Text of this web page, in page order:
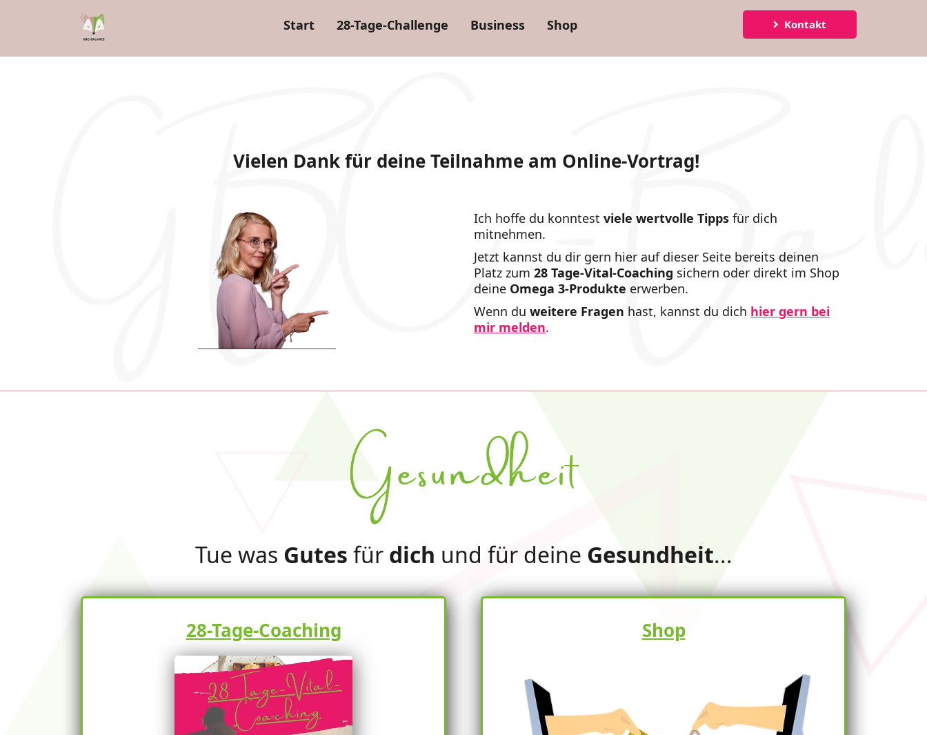
Start 28-Tage-Challenge Business Shop Kontakt
Vielen Dank für deine Teilnahme am Online-Vortrag!
Ich hoffe du konntest viele wertvolle Tipps für dich
mitnehmen.
Jetzt kannst du dir gern hier auf dieser Seite bereits deinen
Platz zum 28 Tage-Vital-Coaching sichern oder direkt im Shop
deine Omega 3-Produkte erwerben.
Wenn du weitere Fragen hast, kannst du dich hier gern bei
mir melden.
Tue was Gutes für dich und für deine Gesundheit...
28-Tage-Coaching Shop